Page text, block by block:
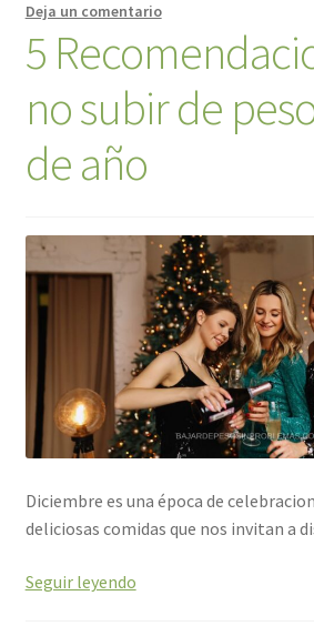
Deja un comentario
5
no subir de
de año
Diciembre es una época de
deliciosas comidas que nos invitan a
Seguir leyendo